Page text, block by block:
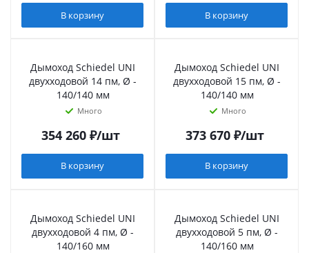
В корзину В корзину
Дымоход Schiedel UNI
двухходовой 14 пм, Ø -
140/140 мм
Много
354 260₽/шт
В корзину
Дымоход Schiedel UNI
двухходовой 15 пм, Ø -
140/140 мм
Много
373 670₽/шт
В корзину
Дымоход Schiedel UNI
двухходовой 4 пм, Ø -
140/160 мм
Дымоход Schiedel UNI
двухходовой 5 пм, Ø -
140/160 мм